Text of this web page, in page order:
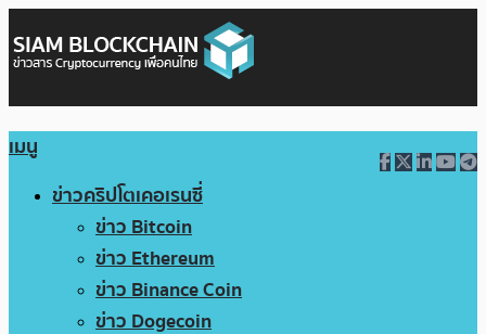
เมนู
ข่าวคริปโตเคอเรนซี่
ข่าว Bitcoin
ข่าว Ethereum
ข่าว Binance Coin
ข่าว Dogecoin